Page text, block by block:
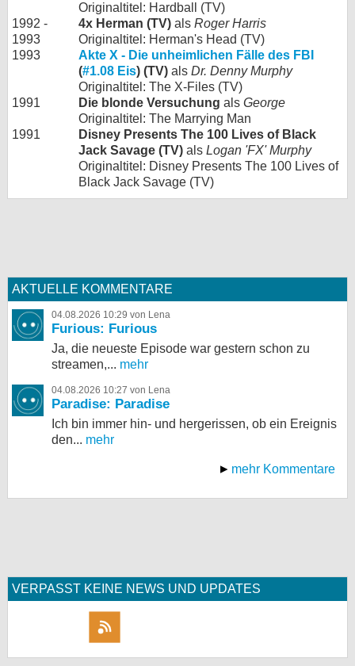
Originaltitel: Hardball (TV)
1992 -
1993
4x Herman (TV) als Roger Harris
Originaltitel: Herman's Head (TV)
1993
Akte X - Die unheimlichen Fälle des FBI
(#1.08 Eis) (TV) als Dr. Denny Murphy
Originaltitel: The X-Files (TV)
1991
Die blonde Versuchung als George
Originaltitel: The Marrying Man
1991
Disney Presents The 100 Lives of Black
Jack Savage (TV) als Logan 'FX' Murphy
Originaltitel: Disney Presents The 100 Lives of
Black Jack Savage (TV)
AKTUELLE KOMMENTARE
04.08.2026 10:29 von Lena
Furious: Furious
Ja, die neueste Episode war gestern schon zu
streamen,... mehr
04.08.2026 10:27 von Lena
Paradise: Paradise
Ich bin immer hin- und hergerissen, ob ein Ereignis
den... mehr
mehr Kommentare
VERPASST KEINE NEWS UND UPDATES